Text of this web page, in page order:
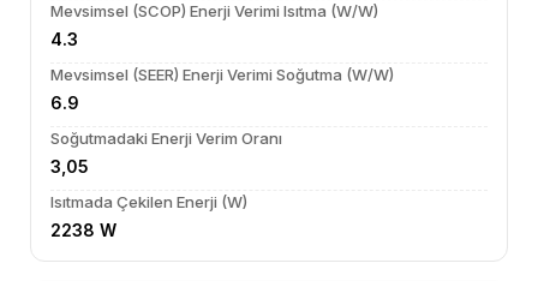
Mevsimsel (SCOP) Enerji Verimi Isıtma (W/W)
4.3
Mevsimsel (SEER) Enerji Verimi Soğutma (W/W)
6.9
Soğutmadaki Enerji Verim Oranı
3,05
Isıtmada Çekilen Enerji (W)
2238 W